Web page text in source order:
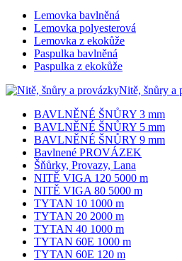
Lemovka bavlněná
Lemovka polyesterová
Lemovka z ekokůže
Paspulka bavlněná
Paspulka z ekokůže
Nitě, šnůry a
BAVLNĚNÉ ŠNŮRY 3 mm
BAVLNĚNÉ ŠNŮRY 5 mm
BAVLNĚNÉ ŠNŮRY 9 mm
Bavlnené PROVÁZEK
Šňůrky, Provazy, Lana
NITĚ VIGA 120 5000 m
NITĚ VIGA 80 5000 m
TYTAN 10 1000 m
TYTAN 20 2000 m
TYTAN 40 1000 m
TYTAN 60E 1000 m
TYTAN 60E 120 m